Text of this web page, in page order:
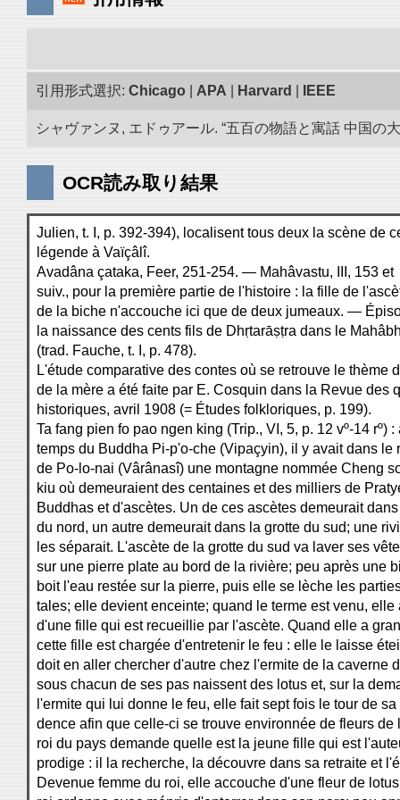
引用形式選択: Chicago APA Harvard IEEE
シャヴァンヌ, エドゥアール. “五百の物語と寓話 中国
OCR読み取り結果
Julien, t. I, p. 392-394), localisent tous deux la scène de
légende à Vaïçâlî.
Avadâna çataka, Feer, 251-254. — Mahâvastu, III, 153 et
suiv., pour la première partie de l'histoire : la fille de
de la biche n'accouche ici que de deux jumeaux. —
la naissance des cents fils de Dhṛtarāṣṭra dans le
(trad. Fauche, t. I, p. 478).
L'étude comparative des contes où se retrouve le thème
de la mère a été faite par E. Cosquin dans la Revue des
historiques, avril 1908 (= Études folkloriques, p. 199).
Ta fang pien fo pao ngen king (Trip., VI, 5, p. 12 vº-14 rº) :
temps du Buddha Pi-p'o-che (Vipaçyin), il y avait dans le
de Po-lo-nai (Vârânasî) une montagne nommée Cheng
kiu où demeuraient des centaines et des milliers de
Buddhas et d'ascètes. Un de ces ascètes demeurait
du nord, un autre demeurait dans la grotte du sud; une
les séparait. L'ascète de la grotte du sud va laver ses
sur une pierre plate au bord de la rivière; peu après une
boit l'eau restée sur la pierre, puis elle se lèche les
tales; elle devient enceinte; quand le terme est venu, elle
d'une fille qui est recueillie par l'ascète. Quand elle a
cette fille est chargée d'entretenir le feu : elle le laisse
doit en aller chercher d'autre chez l'ermite de la caverne
sous chacun de ses pas naissent des lotus et, sur la
l'ermite qui lui donne le feu, elle fait sept fois le tour de sa
dence afin que celle-ci se trouve environnée de fleurs de
roi du pays demande quelle est la jeune fille qui est
prodige : il la recherche, la découvre dans sa retraite et
Devenue femme du roi, elle accouche d'une fleur de